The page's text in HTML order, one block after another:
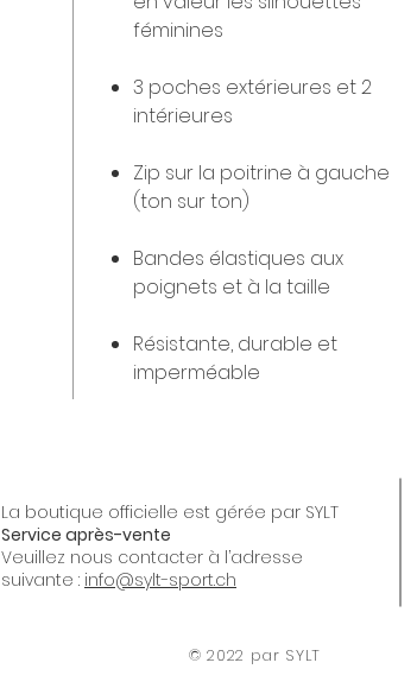
féminines
3 poches extérieures et 2
intérieures
Zip sur la poitrine à gauche
(ton sur ton)
Bandes élastiques aux
poignets et à la taille
Résistante, durable et
imperméable
La boutique officielle est gérée par SYLT
Service après-vente
Veuillez nous contacter à l’adresse
suivante : info@sylt-sport.ch
© 2022 par SYLT